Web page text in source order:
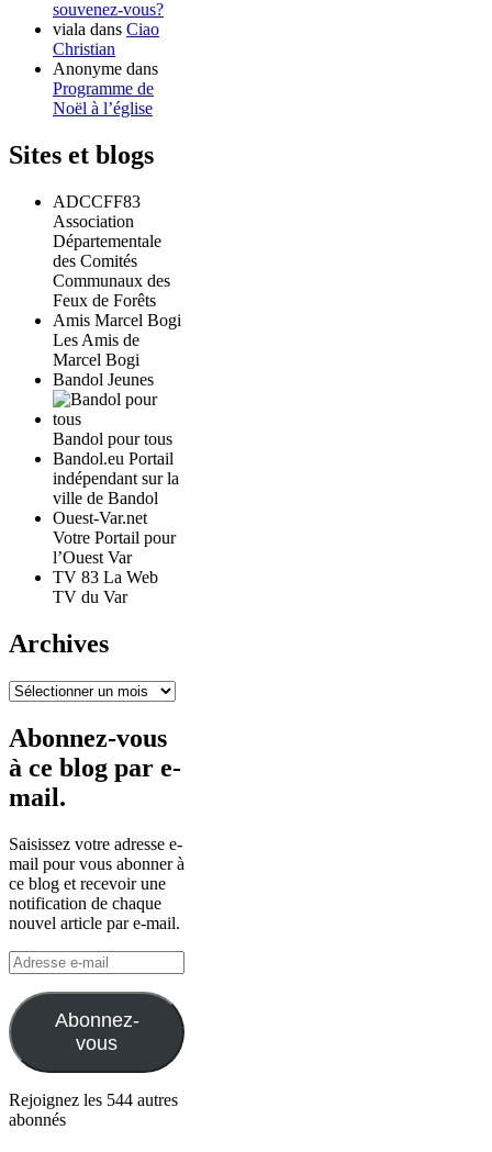
souvenez-vous?
viala dans Ciao
Christian
Anonyme dans
Programme de
Noël à l’église
Sites et blogs
ADCCFF83
Association
Départementale
des Comités
Communaux des
Feux de Forêts
Amis Marcel Bogi
Les Amis de
Marcel Bogi
Bandol Jeunes
Bandol pour tous
Bandol.eu Portail
indépendant sur la
ville de Bandol
Ouest-Var.net
Votre Portail pour
l’Ouest Var
TV 83 La Web
TV du Var
Archives
Archives
Abonnez-vous
à ce blog par e-
mail.
Saisissez votre adresse e-
mail pour vous abonner à
ce blog et recevoir une
notification de chaque
nouvel article par e-mail.
Adresse
e-
mail
Abonnez-
vous
Rejoignez les 544 autres
abonnés